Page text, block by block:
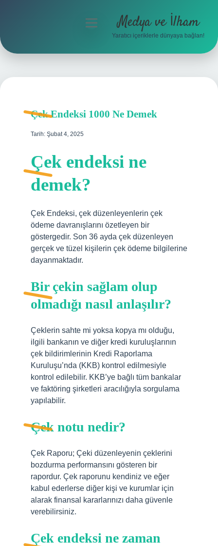
Hakkımızda
menüyü
Medya ve İlham
Yaratıcı içeriklerle dünyaya bağlan!
Çek Endeksi 1000 Ne Demek
Tarih: Şubat 4, 2025
Çek endeksi ne
demek?
Çek Endeksi, çek düzenleyenlerin çek
ödeme davranışlarını özetleyen bir
göstergedir. Son 36 ayda çek düzenleyen
gerçek ve tüzel kişilerin çek ödeme bilgilerine
dayanmaktadır.
Bir çekin sağlam olup
olmadığı nasıl anlaşılır?
Çeklerin sahte mi yoksa kopya mı olduğu,
ilgili bankanın ve diğer kredi kuruluşlarının
çek bildirimlerinin Kredi Raporlama
Kuruluşu’nda (KKB) kontrol edilmesiyle
kontrol edilebilir. KKB’ye bağlı tüm bankalar
ve faktöring şirketleri aracılığıyla sorgulama
yapılabilir.
Çek notu nedir?
Çek Raporu; Çeki düzenleyenin çeklerini
bozdurma performansını gösteren bir
rapordur. Çek raporunu kendiniz ve eğer
kabul ederlerse diğer kişi ve kurumlar için
alarak finansal kararlarınızı daha güvenle
verebilirsiniz.
Çek endeksi ne zaman